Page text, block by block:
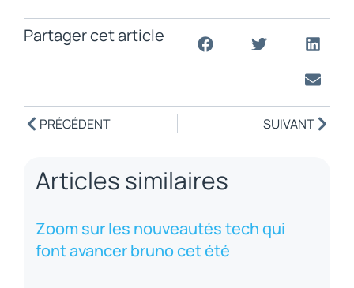
Articles similaires
Zoom sur les nouveautés tech qui
font avancer bruno cet été
Partager cet article
PRÉCÉDENT SUIVANT